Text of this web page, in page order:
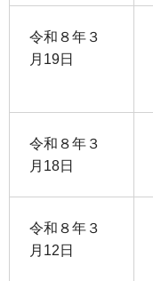
令和８年３
月19日
令和８年３
月18日
令和８年３
月12日